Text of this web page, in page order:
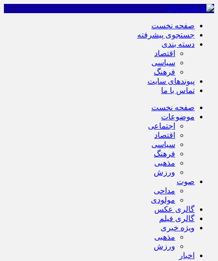
صفحه نخست
جستجوی پیشرفته
دسته بندی
اقتصاد
سیاسی
فرهنگ
پیوندهای سایت
تماس با ما
صفحه نخست
موضوعات
اجتماعی
اقتصاد
سیاسی
فرهنگ
مذهبی
ورزش
صوت
مداحی
مولودی
گالری عکس
گالری فیلم
ویژه خبری
مذهبی
ورزش
اخبار